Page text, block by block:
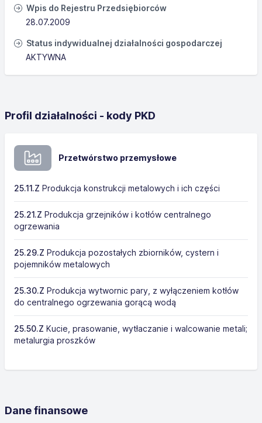
Wpis do Rejestru Przedsiębiorców
28.07.2009
Status indywidualnej działalności gospodarczej
AKTYWNA
Profil działalności - kody PKD
Przetwórstwo przemysłowe
25.11.Z Produkcja konstrukcji metalowych i ich części
25.21.Z Produkcja grzejników i kotłów centralnego
ogrzewania
25.29.Z Produkcja pozostałych zbiorników, cystern i
pojemników metalowych
25.30.Z Produkcja wytwornic pary, z wyłączeniem kotłów
do centralnego ogrzewania gorącą wodą
25.50.Z Kucie, prasowanie, wytłaczanie i walcowanie metali;
metalurgia proszków
Dane finansowe